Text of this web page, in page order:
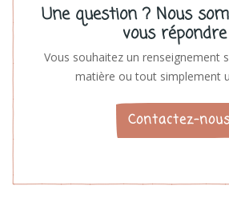
Une question ? Nous
vous
Vous souhaitez un renseignement
matière ou tout simplement
Contactez-